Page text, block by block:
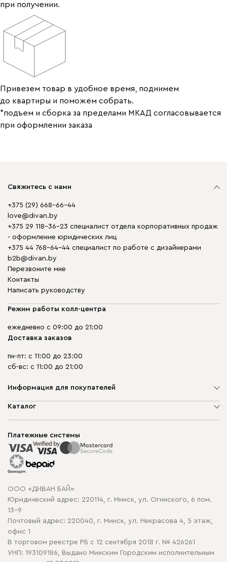
при получении.
Привезем товар в удобное время, поднимем
до квартиры и поможем собрать.
*подъем и сборка за пределами МКАД согласовывается
при оформлении заказа
Свяжитесь с нами
+375 (29) 668-66-44
love@divan.by
+375 29 118-36-23 специалист отдела корпоративных продаж
- оформление юридических лиц
+375 44 768-64-44 специалист по работе с дизайнерами
b2b@divan.by
Перезвоните мне
Контакты
Написать руководству
Режим работы колл-центра
ежедневно с 09:00 до 21:00
Доставка заказов
пн-пт: с 11:00 до 23:00
сб-вс: с 11:00 до 21:00
Информация для покупателей
О компании
Способы оплаты
Рассрочка и кредит
Гарантия
Карта сайта
Политика конфиденциальности
Политика в отношении обработки cookie
Каталог
Корпусная мебель
Распродажа мебели
Платежные системы
ООО «ДИВАН БАЙ»
Юридический адрес: 220114, г. Минск, ул. Огинского, 6 пом.
13-9
Почтовый адрес: 220040, г. Минск, ул. Некрасова 4, 5 этаж,
офис 1
В торговом реестре РБ с 12 сентября 2018 г. № 426261
УНП: 193109186, Выдано Минским Городским исполнительным